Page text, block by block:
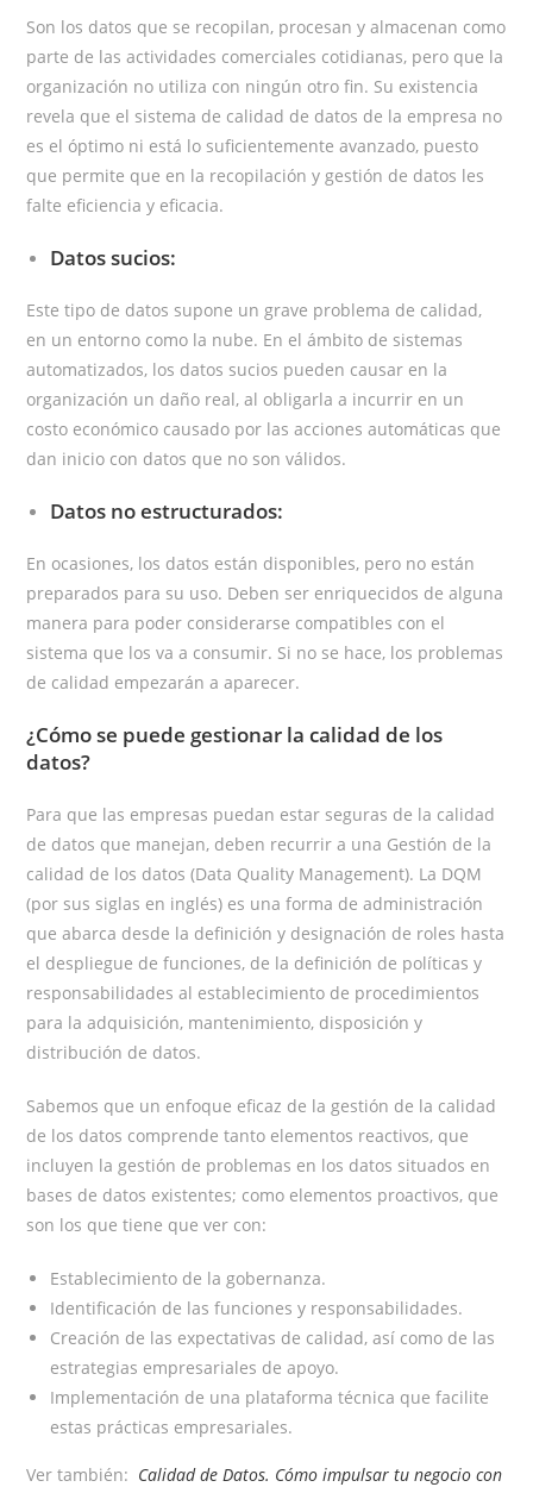
Son los datos que se recopilan, procesan y almacenan como
parte de las actividades comerciales cotidianas, pero que la
organización no utiliza con ningún otro fin. Su existencia
revela que el sistema de calidad de datos de la empresa no
es el óptimo ni está lo suficientemente avanzado, puesto
que permite que en la recopilación y gestión de datos les
falte eficiencia y eficacia.
Datos sucios:
Este tipo de datos supone un grave problema de calidad,
en un entorno como la nube. En el ámbito de sistemas
automatizados, los datos sucios pueden causar en la
organización un daño real, al obligarla a incurrir en un
costo económico causado por las acciones automáticas que
dan inicio con datos que no son válidos.
Datos no estructurados:
En ocasiones, los datos están disponibles, pero no están
preparados para su uso. Deben ser enriquecidos de alguna
manera para poder considerarse compatibles con el
sistema que los va a consumir. Si no se hace, los problemas
de calidad empezarán a aparecer.
¿Cómo se puede gestionar la calidad de los
datos?
Para que las empresas puedan estar seguras de la calidad
de datos que manejan, deben recurrir a una Gestión de la
calidad de los datos (Data Quality Management). La DQM
(por sus siglas en inglés) es una forma de administración
que abarca desde la definición y designación de roles hasta
el despliegue de funciones, de la definición de políticas y
responsabilidades al establecimiento de procedimientos
para la adquisición, mantenimiento, disposición y
distribución de datos.
Sabemos que un enfoque eficaz de la gestión de la calidad
de los datos comprende tanto elementos reactivos, que
incluyen la gestión de problemas en los datos situados en
bases de datos existentes; como elementos proactivos, que
son los que tiene que ver con:
Establecimiento de la gobernanza.
Identificación de las funciones y responsabilidades.
Creación de las expectativas de calidad, así como de las
estrategias empresariales de apoyo.
Implementación de una plataforma técnica que facilite
estas prácticas empresariales.
Ver también: Calidad de Datos. Cómo impulsar tu negocio con